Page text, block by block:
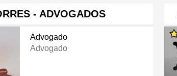
- ADVOGADOS
Advogado
Advogado